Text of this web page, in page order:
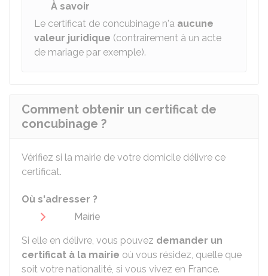
À savoir
Le certificat de concubinage n'a aucune
valeur juridique (contrairement à un acte
de mariage par exemple).
Comment obtenir un certificat de
concubinage ?
Vérifiez si la mairie de votre domicile délivre ce
certificat.
Où s'adresser ?
Mairie
Si elle en délivre, vous pouvez demander un
certificat à la mairie où vous résidez, quelle que
soit votre nationalité, si vous vivez en France.